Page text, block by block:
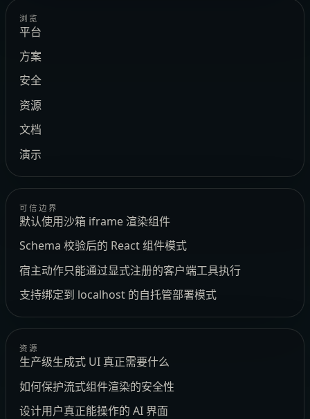
浏览
平台
方案
安全
资源
文档
演示
可信边界
默认使用沙箱 iframe 渲染组件
Schema 校验后的 React 组件模式
宿主动作只能通过显式注册的客户端工具执行
支持绑定到 localhost 的自托管部署模式
资源
生产级生成式 UI 真正需要什么
如何保护流式组件渲染的安全性
设计用户真正能操作的 AI 界面